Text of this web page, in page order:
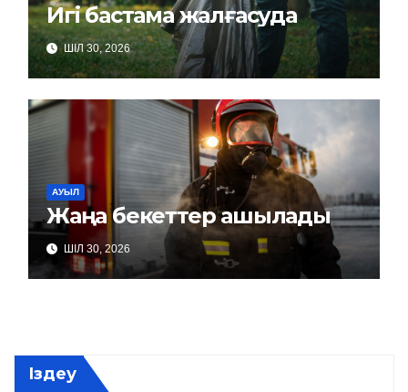
Игі бастама жалғасуда
ШІЛ 30, 2026
АУЫЛ
Жаңа бекеттер ашылады
ШІЛ 30, 2026
Іздеу